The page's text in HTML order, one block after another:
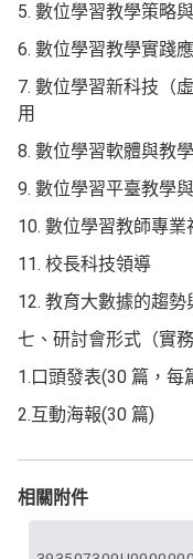
5. 數位學習教學策略
6. 數位學習教學實踐
7. 數位學習新科技（
用
8. 數位學習軟體與教
9. 數位學習平臺教學
10. 數位學習教師專業
11. 校長科技領導
12. 教育大數據的趨勢
七、研討會形式（實
1.口頭發表(30 篇，每
2.互動海報(30 篇)
相關附件